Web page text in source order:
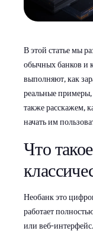
В этой статье мы
обычных банков и
выполняют, как
реальные
также расскажем,
начать им
Что
Необанк это
работает
или веб-